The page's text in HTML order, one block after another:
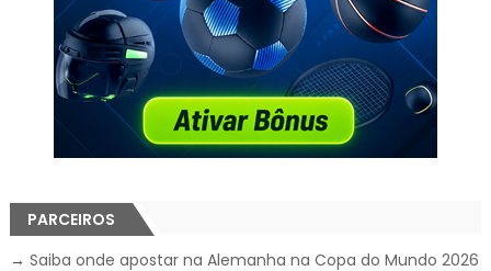
PARCEIROS
→ Saiba onde apostar na Alemanha na Copa do Mundo 2026